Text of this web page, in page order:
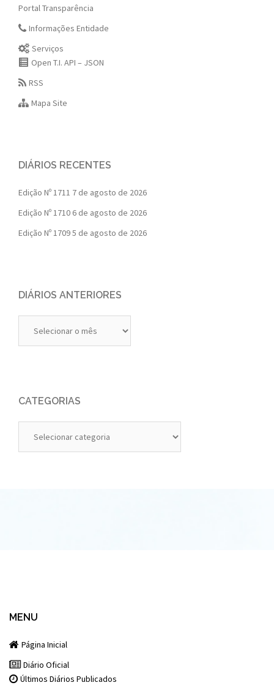
Portal Transparência
Informações Entidade
Serviços
Open T.I. API – JSON
RSS
Mapa Site
DIÁRIOS RECENTES
Edição Nº 1711 7 de agosto de 2026
Edição Nº 1710 6 de agosto de 2026
Edição Nº 17095 de agosto de 2026
DIÁRIOS ANTERIORES
Anteriores
CATEGORIAS
MENU
Página Inicial
Diário Oficial
Últimos Diários Publicados